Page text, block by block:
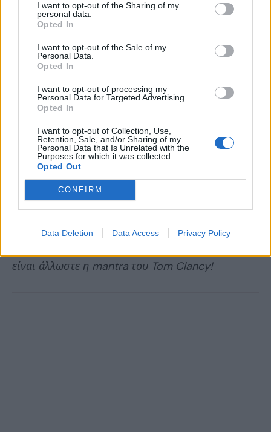
I want to opt-out of the Sharing of my
personal data.
Opted In
I want to opt-out of the Sale of my
Personal Data.
Opted In
I want to opt-out of processing my
Personal Data for Targeted Advertising.
Opted In
I want to opt-out of Collection, Use,
Retention, Sale, and/or Sharing of my
Personal Data that Is Unrelated with the
Purposes for which it was collected.
Opted Out
CONFIRM
Data Deletion Data Access Privacy Policy
Ελπίζουμε να κάνετε καλή πρόοδο στο παιχνίδι με
αυτά τα tips που μαζέψαμε για εσάς. Βέβαια μην
ξεχνάμε ότι το Division 2 είναιmultiplayer, οπότε
η αναζήτηση για τον βέλτιστο τρόπο gameplay
είναι μίασυνεχής διαδικασία. Δοκιμάστε
διάφορους ρόλους και γενικάπειραματιστείτε
είναι άλλωστε η mantra του Tom Clancy!